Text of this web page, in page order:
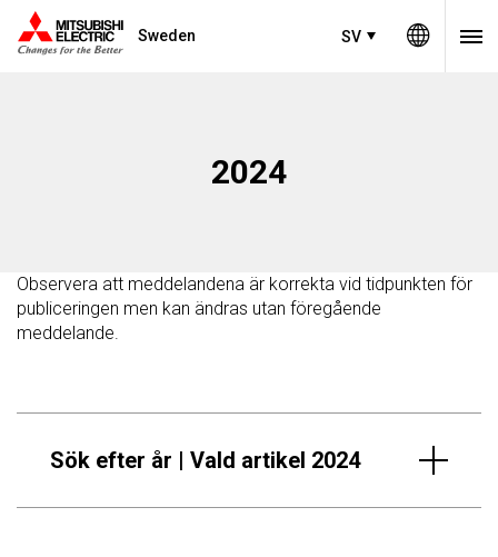
Sweden SV
2024
Observera att meddelandena är korrekta vid tidpunkten för
publiceringen men kan ändras utan föregående
meddelande.
Sök efter år | Vald artikel 2024